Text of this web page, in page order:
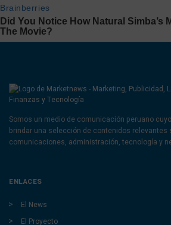
Somos un medio de comunicación peruano
brindar una selección de contenidos relevantes
comunicaciones, administración, tecnología y
ENLACES
El News
El Proyecto